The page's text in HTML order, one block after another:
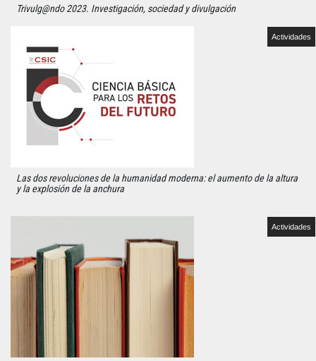
Trivulg@ndo 2023. Investigación, sociedad y divulgación
Actividades
Las dos revoluciones de la humanidad moderna: el aumento de la altura
y la explosión de la anchura
Actividades